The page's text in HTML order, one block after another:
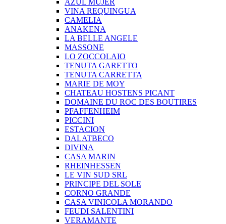
AZUL MUJER
VINA REQUINGUA
CAMELIA
ANAKENA
LA BELLE ANGELE
MASSONE
LO ZOCCOLAIO
TENUTA GARETTO
TENUTA CARRETTA
MARIE DE MOY
CHATEAU HOSTENS PICANT
DOMAINE DU ROC DES BOUTIRES
PFAFFENHEIM
PICCINI
ESTACION
DALATBECO
DIVINA
CASA MARIN
RHEINHESSEN
LE VIN SUD SRL
PRINCIPE DEL SOLE
CORNO GRANDE
CASA VINICOLA MORANDO
FEUDI SALENTINI
VERAMANTE